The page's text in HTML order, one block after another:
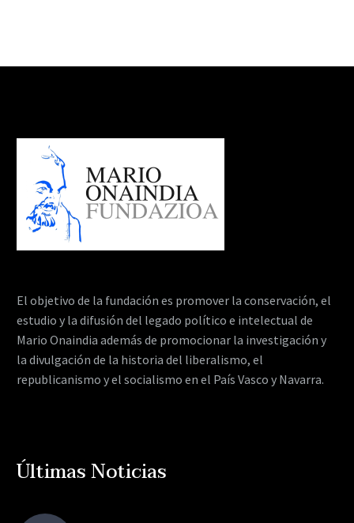
El objetivo de la fundación es promover la conservación, el
estudio y la difusión del legado político e intelectual de
Mario Onaindia además de promocionar la investigación y
la divulgación de la historia del liberalismo, el
republicanismo y el socialismo en el País Vasco y Navarra.
Últimas Noticias